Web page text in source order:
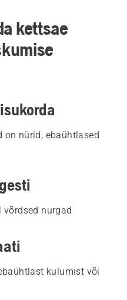
kettsae
on nürid, ebaühtlased
nurgad
kulumist või